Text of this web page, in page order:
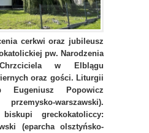
cerkwi oraz jubileusz
pw. Narodzenia
w Elblągu
oraz gości. Liturgii
Eugeniusz Popowicz
warszawski).
greckokatoliccy:
(eparcha olsztyńsko-